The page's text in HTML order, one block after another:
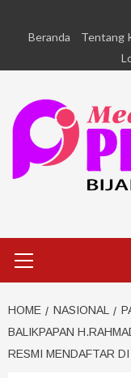
Beranda
Tentang
HOME NASIONAL
BALIKPAPAN
RESMI MENDAFTAR